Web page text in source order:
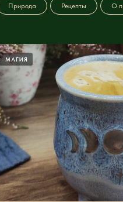
Природа Рецепты О
МАГИЯ